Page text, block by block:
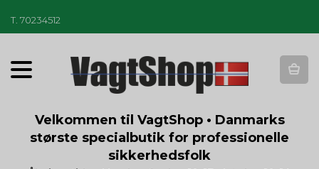
T 70234512
T
o
Velkommen til VagtShop • Danmarks
største specialbutik for professionelle
sikkerhedsfolk